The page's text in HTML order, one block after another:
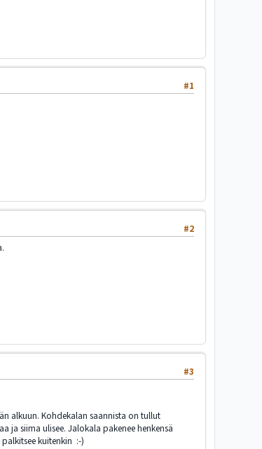
#1
#2
#3
alkuun. Kohdekalan saannista on tullut
ja siima ulisee. Jalokala pakenee henkensä
kuitenkin :-)